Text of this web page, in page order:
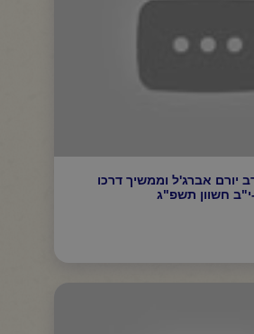
יורם אברג'ל וממשיך דרכו
חשוון תשפ"ג